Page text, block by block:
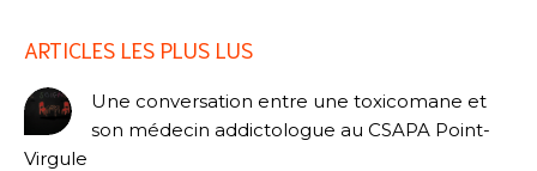
ARTICLES LES PLUS LUS
Une conversation entre une toxicomane et
son médecin addictologue au CSAPA Point-
Virgule